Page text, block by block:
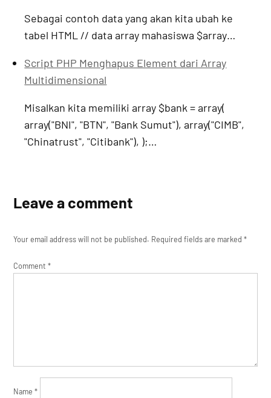
Sebagai contoh data yang akan kita ubah ke
tabel HTML // data array mahasiswa $array…
Script PHP Menghapus Element dari Array
Multidimensional
Misalkan kita memiliki array $bank = array(
array("BNI", "BTN", "Bank Sumut"), array("CIMB",
"Chinatrust", "Citibank"), );…
Leave a comment
Your email address will not be published. Required fields are marked*
Comment*
Name*